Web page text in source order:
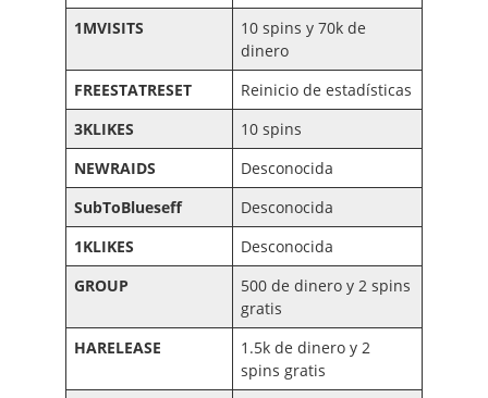
1MVISITS
10 spins y 70k de
dinero
FREESTATRESET
Reinicio de estadísticas
3KLIKES
10 spins
NEWRAIDS
Desconocida
SubToBlueseff
Desconocida
1KLIKES
Desconocida
GROUP
500 de dinero y 2 spins
gratis
HARELEASE
1.5k de dinero y 2
spins gratis